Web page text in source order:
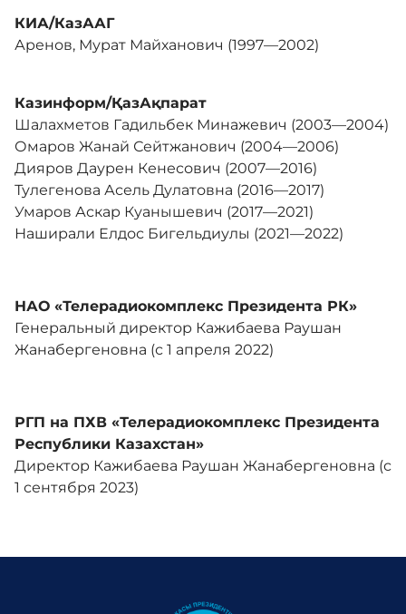
КИА/КазААГ
Аренов, Мурат Майханович (1997—2002)
Казинформ/ҚазАқпарат
Шалахметов Гадильбек Минажевич (2003—2004)
Омаров Жанай Сейтжанович (2004—2006)
Дияров Даурен Кенесович (2007—2016)
Тулегенова Асель Дулатовна (2016—2017)
Умаров Аскар Куанышевич (2017—2021)
Наширали Елдос Бигельдиулы (2021—2022)
НАО «Телерадиокомплекс Президента РК»
Генеральный директор Кажибаева Раушан
Жанабергеновна (с 1 апреля 2022)
РГП на ПХВ «Телерадиокомплекс Президента
Республики Казахстан»
Директор Кажибаева Раушан Жанабергеновна (с
1 сентября 2023)